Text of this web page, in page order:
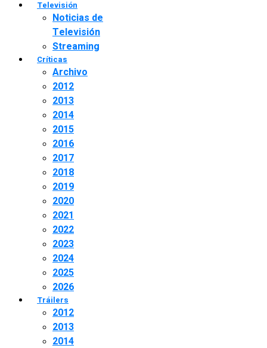
Televisión
Noticias de
Televisión
Streaming
Críticas
Archivo
2012
2013
2014
2015
2016
2017
2018
2019
2020
2021
2022
2023
2024
2025
2026
Tráilers
2012
2013
2014